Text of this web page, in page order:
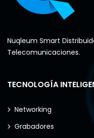
Nuqleum Smart
Telecomunicaciones.
TECNOLOGÍA
Networking
Grabadores